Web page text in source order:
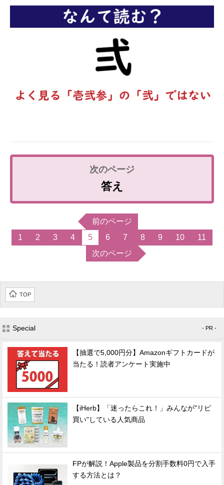
答え
前のページ
1
2 3 4 5 6 7 8 9 10
11
次のページ
TOP
Special - PR -
【抽選で5,000円分】Amazonギフトカードが
当たる！読者アンケート実施中
【iHerb】「迷ったらこれ！」みんなが"リピ
買い"している人気商品
FPが解説！Apple製品を分割手数料0円で入手
する方法とは？